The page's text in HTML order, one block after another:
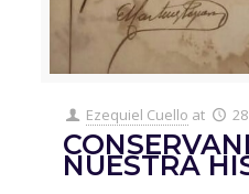
Ezequiel Cuello at
NUESTRA